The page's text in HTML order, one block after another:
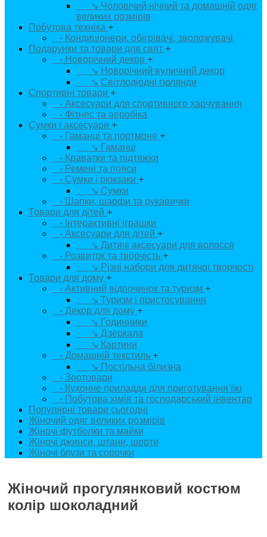
↘ Чоловічий нічний та домашній одяг
великих розмірів
Побутова техніка +
- Кондиціонери, обігрівачі, зволожувачі
Подарунки та товари для свят +
- Новорічний декор +
↘ Новорічний вуличний декор
↘ Світлодіодні гірлянди
Спортивні товари +
- Аксесуари для спортивного харчування
- Фітнес та аеробіка
Сумки і аксесуари +
- Гаманці та портмоне +
↘ Гаманці
- Краватки та підтяжки
- Ремені та пояси
- Сумки і рюкзаки +
↘ Сумки
- Шапки, шарфи та рукавички
Товари для дітей +
- Інтерактивні іграшки
- Аксесуари для дітей +
↘ Дитячі аксесуари для волосся
- Розвиток та творчість +
↘ Різні набори для дитячої творчості
Товари для дому +
- Активний відпочинок та туризм +
↘ Туризм і пристосування
- Декор для дому +
↘ Годинники
↘ Дзеркала
↘ Картини
- Домашній текстиль +
↘ Постільна білизна
- Зоотовари
- Кухонне приладдя для приготування їжі
- Побутова хімія та господарський інвентар
Популярні товари сьогодні
Жіночий одяг великих розмірів
Жіночі футболки та майки
Жіночі джинси, штани, шорти
Жіночі блузи та сорочки
Жіночий прогулянковий костюм
колір шоколадний